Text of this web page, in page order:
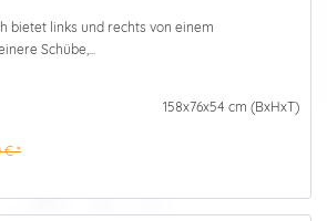
bietet links und rechts von einem
Schübe,...
158x76x54 cm (BxHxT)
€ *